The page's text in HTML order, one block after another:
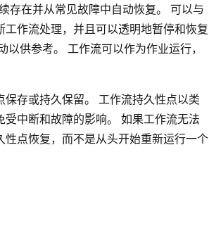
存在并从常见故障中自动恢复。 可以与
作流处理，并且可以透明地暂停和恢复
供参考。 工作流可以作为作业运行，
存或持久保留。 工作流持久性点以类
中断和故障的影响。 如果工作流无法
点恢复，而不是从头开始重新运行一个